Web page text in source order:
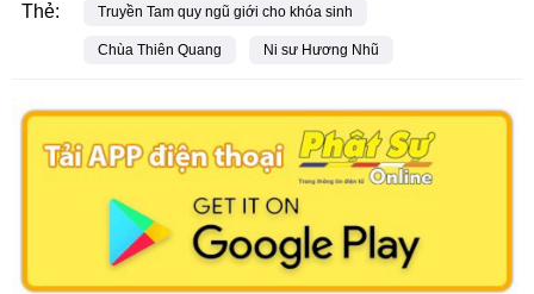
Thẻ: Truyền Tam quy ngũ giới cho khóa sinh
Chùa Thiên Quang Ni sư Hương Nhũ